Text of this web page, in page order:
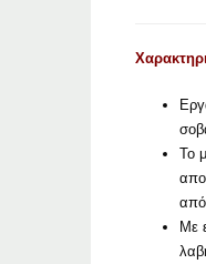
Το
από
Με